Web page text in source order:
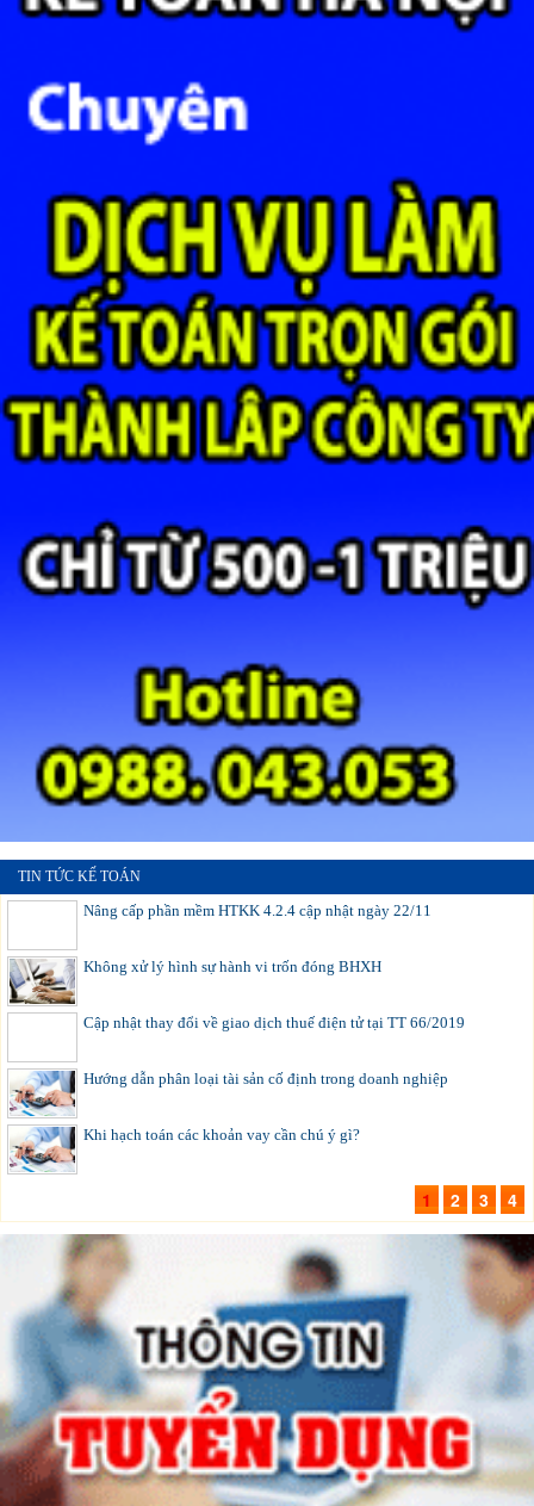
TIN TỨC KẾ TOÁN
Nâng cấp phần mềm HTKK 4.2.4 cập nhật ngày 22/11
Không xử lý hình sự hành vi trốn đóng BHXH
Cập nhật thay đổi về giao dịch thuế điện tử tại TT 66/2019
Hướng dẫn phân loại tài sản cố định trong doanh nghiệp
Khi hạch toán các khoản vay cần chú ý gì?
1 2 3 4